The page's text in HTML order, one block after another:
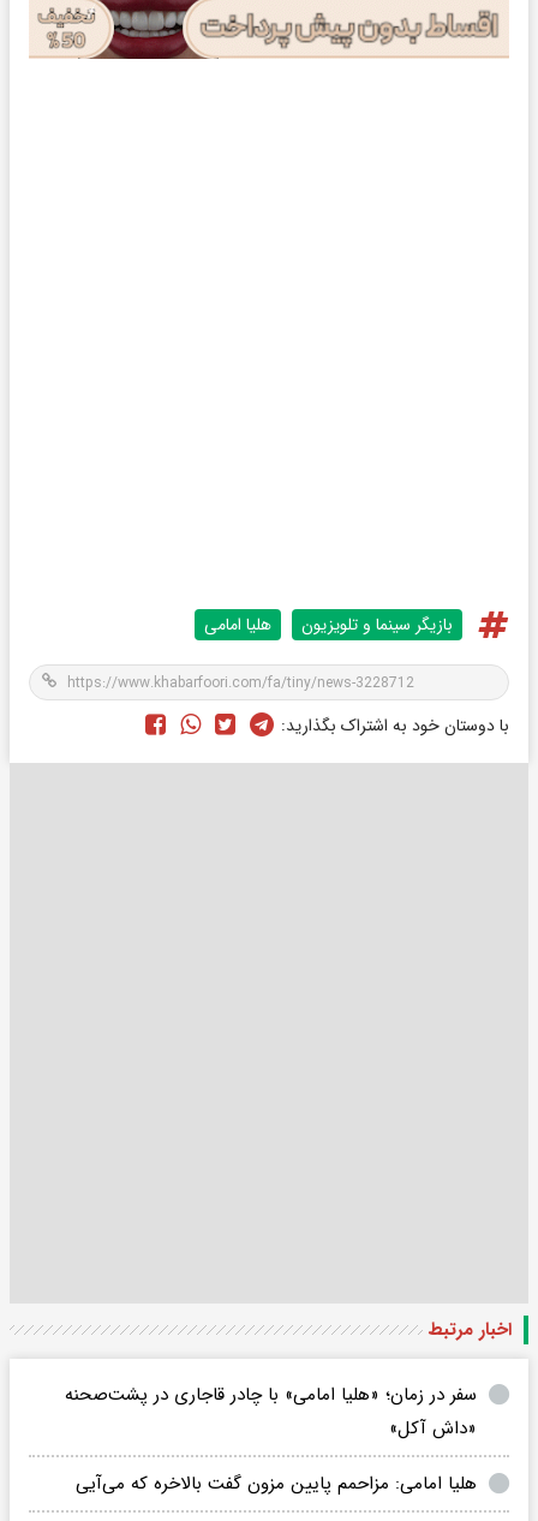
بازیگر سینما و تلویزیون هلیا امامی
با دوستان خود به اشتراک بگذارید:
اخبار مرتبط
سفر در زمان؛ «هلیا امامی» با چادر قاجاری در پشت‌صحنه
«داش آکل»
هلیا امامی: مزاحمم پایین مزون گفت بالاخره که می‌آیی